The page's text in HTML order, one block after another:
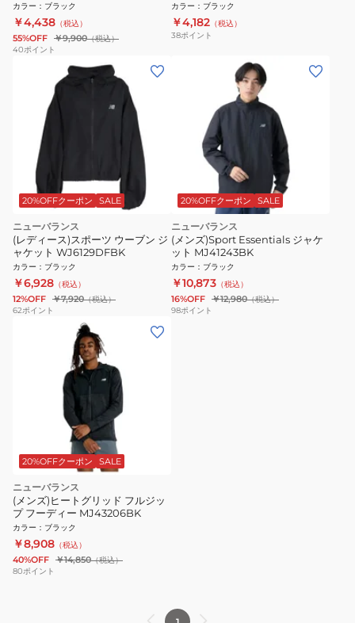
カラー ： ブラック
￥4,438 （税込）
55%OFF ￥9,900（税込）
40ポイント
カラー ： ブラック
￥4,182 （税込）
38ポイント
20%OFFクーポン SALE
ニューバランス
(レディース)スポーツ ウーブン ジ
ャケット WJ6129DFBK
カラー ： ブラック
￥6,928 （税込）
12%OFF ￥7,920（税込）
62ポイント
20%OFFクーポン SALE
ニューバランス
(メンズ)Sport Essentials ジャケ
ット MJ41243BK
カラー ： ブラック
￥10,873 （税込）
16%OFF ￥12,980（税込）
98ポイント
20%OFFクーポン SALE
ニューバランス
(メンズ)ヒートグリッド フルジッ
プ フーディー MJ43206BK
カラー ： ブラック
￥8,908 （税込）
40%OFF ￥14,850（税込）
80ポイント